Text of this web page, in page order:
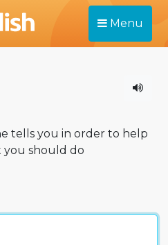
Menu
tells you in order to help
you should do